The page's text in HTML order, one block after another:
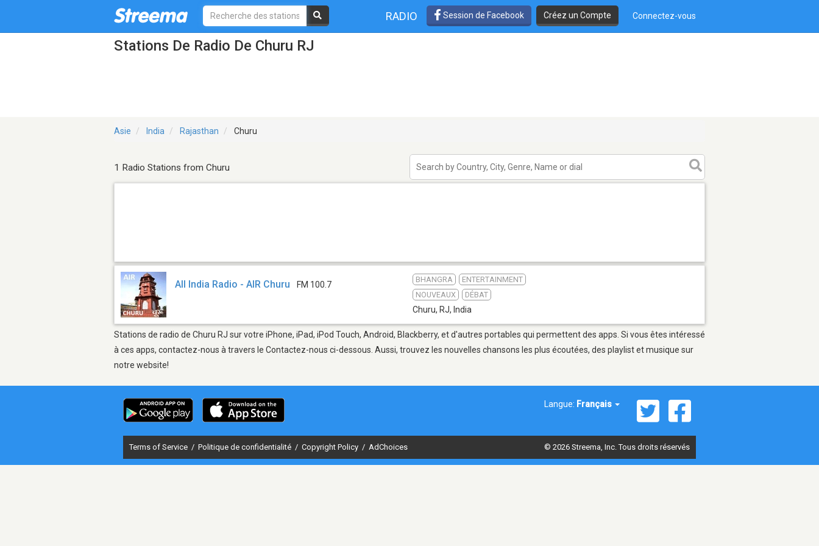
RADIO Session de Facebook Créez un Compte Connectez-vous
Stations De Radio De Churu RJ
Asie India Rajasthan Churu
1 Radio Stations from Churu
All India Radio - AIR Churu FM 100.7
BHANGRA
ENTERTAINMENT
NOUVEAUX
DÉBAT
Churu, RJ, India
Stations de radio de Churu RJ sur votre iPhone, iPad, iPod Touch, Android, Blackberry, et d'autres portables qui permettent des apps. Si vous êtes intéressé
à ces apps, contactez-nous à travers le Contactez-nous ci-dessous. Aussi, trouvez les nouvelles chansons les plus écoutées, des playlist et musique sur
notre website!
Langue: Français
Terms of Service / Politique de confidentialité / Copyright Policy / AdChoices © 2026 Streema, Inc. Tous droits réservés